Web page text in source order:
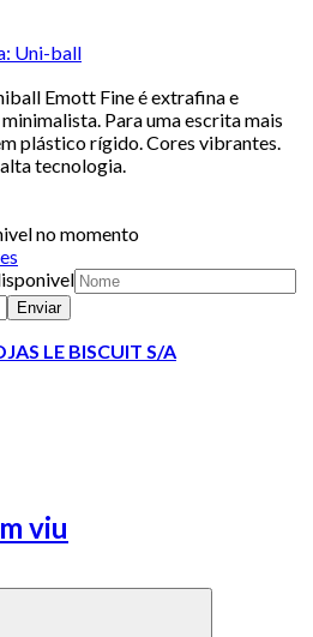
Uni-ball
Emott Fine é extrafina e
Para uma escrita mais
plástico rígido. Cores vibrantes.
tecnologia.
no momento
Enviar
LE BISCUIT S/A
viu